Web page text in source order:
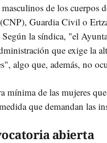
masculinos de los cuerpos
Guardia Civil o
la síndica, "el
que exige la
algo que, además, no
mínima de las mujeres
que demandan las
abierta